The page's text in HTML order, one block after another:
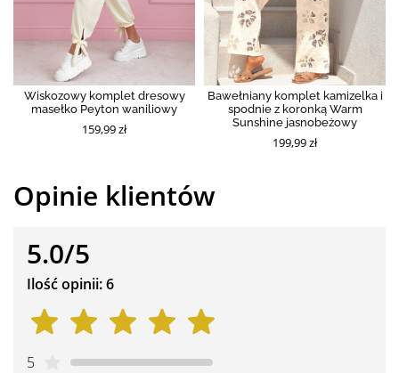
Wiskozowy komplet dresowy
masełko Peyton waniliowy
159,99 zł
Bawełniany komplet kamizelka i
spodnie z koronką Warm
Sunshine jasnobeżowy
199,99 zł
Opinie klientów
5.0/5
Ilość opinii: 6
5